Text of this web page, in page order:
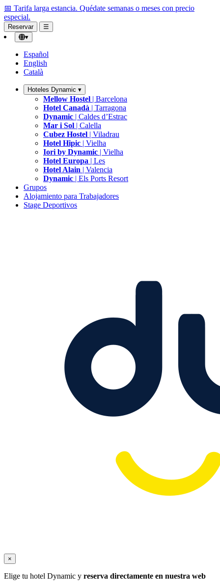
📅 Tarifa larga estancia. Quédate semanas o meses con precio
especial.
Reservar
☰
▾
Español
English
Català
Hoteles Dynamic ▾
Mellow Hostel | Barcelona
Hotel Canadà | Tarragona
Dynamic | Caldes d’Estrac
Mar i Sol | Calella
Cubez Hostel | Viladrau
Hotel Hipic | Vielha
Iori by Dynamic | Vielha
Hotel Europa | Les
Hotel Alain | Valencia
Dynamic | Els Ports Resort
Grupos
Alojamiento para Trabajadores
Stage Deportivos
×
Elige tu hotel Dynamic y reserva directamente en nuestra web